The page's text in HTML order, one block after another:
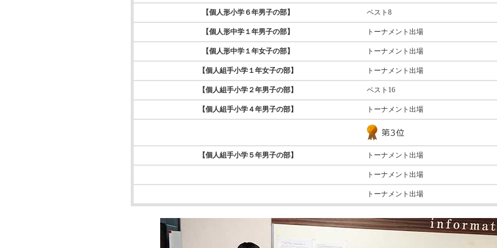
【個人形小学６年男子の部】 ベスト8
【個人形中学１年男子の部】 トーナメント出場
【個人形中学１年女子の部】 トーナメント出場
【個人組手小学１年女子の部】 トーナメント出場
【個人組手小学２年男子の部】 ベスト16
【個人組手小学４年男子の部】 トーナメント出場
【個人組手小学５年男子の部】 トーナメント出場
トーナメント出場
トーナメント出場